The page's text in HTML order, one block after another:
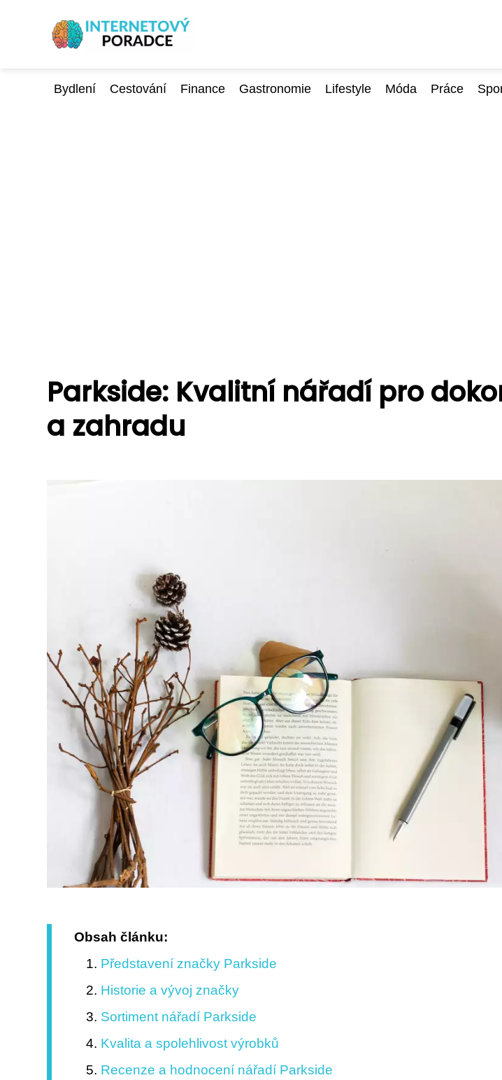
Bydlení Cestování Finance Gastronomie Lifestyle Móda Práce
Parkside: Kvalitní nářadí pro
a zahradu
Obsah článku:
Představení značky Parkside
Historie a vývoj značky
Sortiment nářadí Parkside
Kvalita a spolehlivost výrobků
Recenze a hodnocení nářadí Parkside